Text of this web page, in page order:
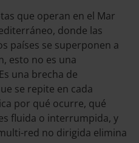
que operan en el Mar
donde las
países se superponen a
esto no es una
una brecha de
se repite en cada
por qué ocurre, qué
fluida o interrumpida, y
red no dirigida elimina